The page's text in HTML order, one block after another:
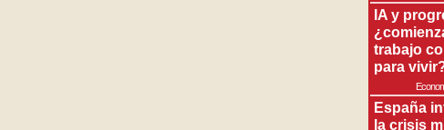
IA y
trabajo
para
España
la crisis